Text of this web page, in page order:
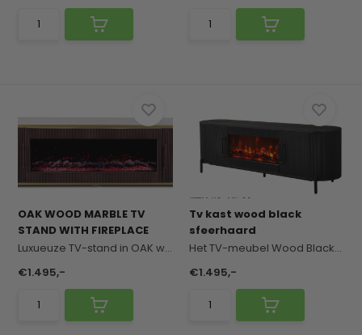
OAK WOOD MARBLE TV
STAND WITH FIREPLACE
Luxueuze TV-stand in OAK wood met marmerlook en ...
€1.495,-
Tv kast wood black
sfeerhaard
Het TV-meubel Wood Black met ingebouwde sfeerhaa...
€1.495,-